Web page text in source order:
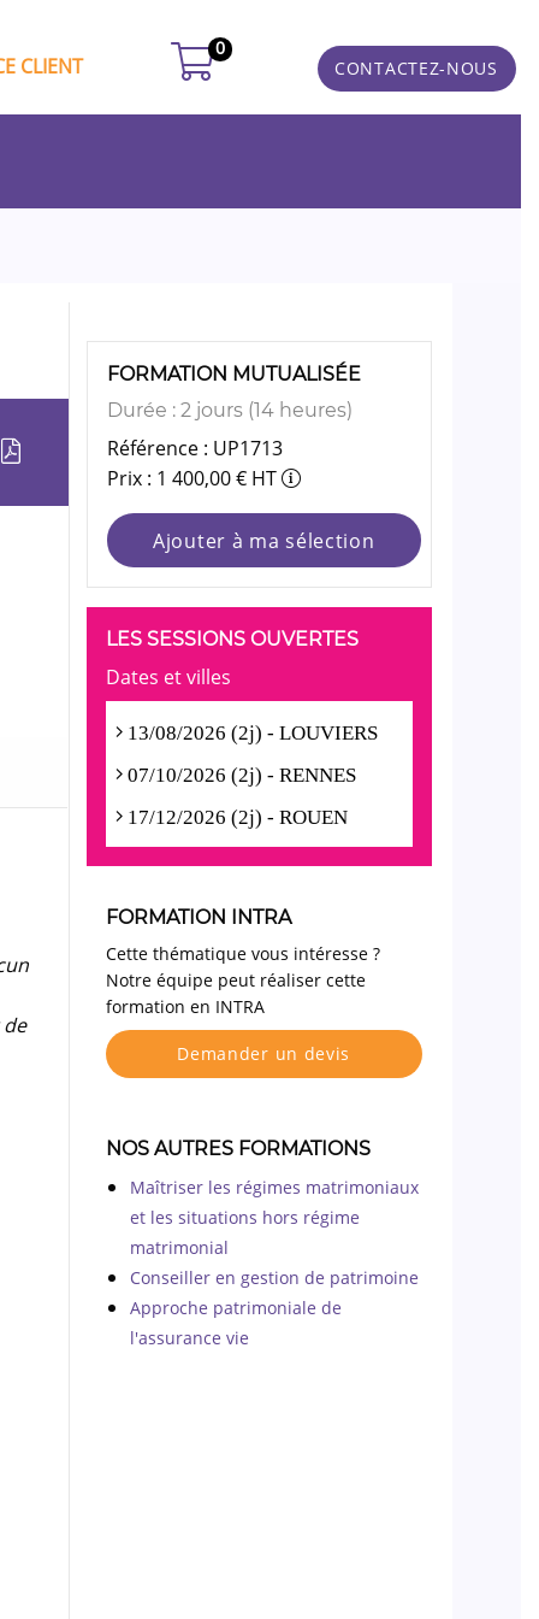
CLIENT
0
CONTACTEZ-NOUS
FORMATION MUTUALISÉE
Durée : 2 jours (14 heures)
Référence : UP1713
Prix : 1 400,00 € HT
Ajouter à ma sélection
LES SESSIONS OUVERTES
Dates et villes
13/08/2026 (2j) - LOUVIERS
07/10/2026 (2j) - RENNES
17/12/2026 (2j) - ROUEN
FORMATION INTRA
Cette thématique vous intéresse ?
Notre équipe peut réaliser cette
formation en INTRA
Demander un devis
NOS AUTRES FORMATIONS
Maîtriser les régimes matrimoniaux
et les situations hors régime
matrimonial
Conseiller en gestion de patrimoine
Approche patrimoniale de
l'assurance vie